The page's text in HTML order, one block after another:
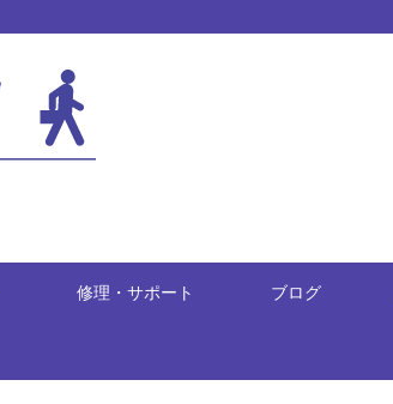
修理・サポート ブログ